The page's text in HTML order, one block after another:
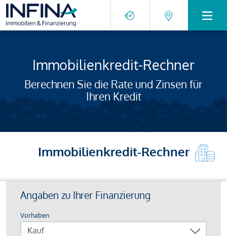
Immobilienkredit-Rechner
Berechnen Sie die Rate und Zinsen für
Ihren Kredit
Immobilienkredit-Rechner